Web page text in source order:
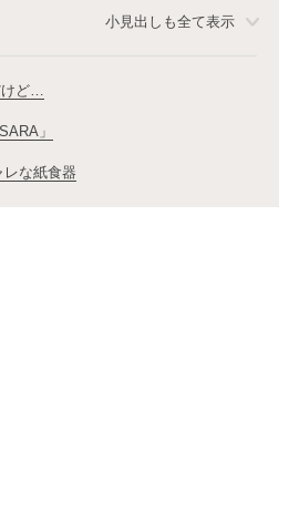
小見出しも全て表示
けど…
」
な紙食器